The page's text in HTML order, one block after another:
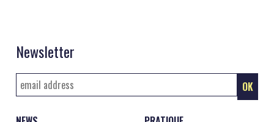
Newsletter